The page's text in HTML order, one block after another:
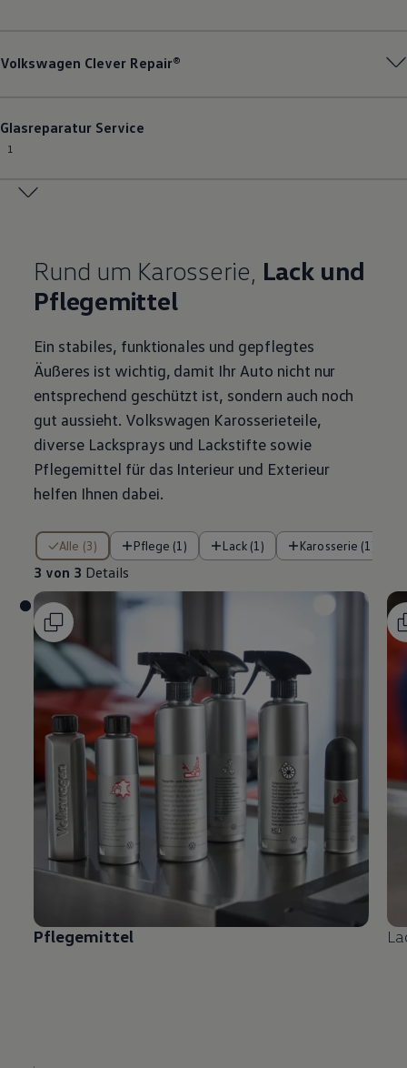
Volkswagen Clever Repair®
Glasreparatur Service
1
Rund um Karosserie, Lack und
Pflegemittel
Ein stabiles, funktionales und gepflegtes
Äußeres ist wichtig, damit Ihr Auto nicht nur
entsprechend geschützt ist, sondern auch noch
gut aussieht. Volkswagen Karosserieteile,
diverse Lacksprays und Lackstifte sowie
Pflegemittel für das Interieur und Exterieur
helfen Ihnen dabei.
Alle (3) Pflege (1) Lack (1) Karosserie (1)
3 von 3 Details
3 von 3 Details
Pflegemittel